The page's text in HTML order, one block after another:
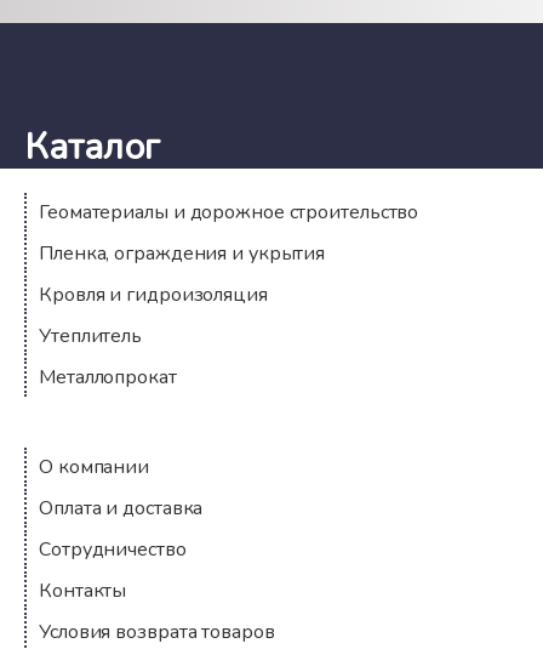
Каталог
Геоматериалы и дорожное строительство
Пленка, ограждения и укрытия
Кровля и гидроизоляция
Утеплитель
Металлопрокат
Компания
О компании
Оплата и доставка
Сотрудничество
Контакты
Условия возврата товаров